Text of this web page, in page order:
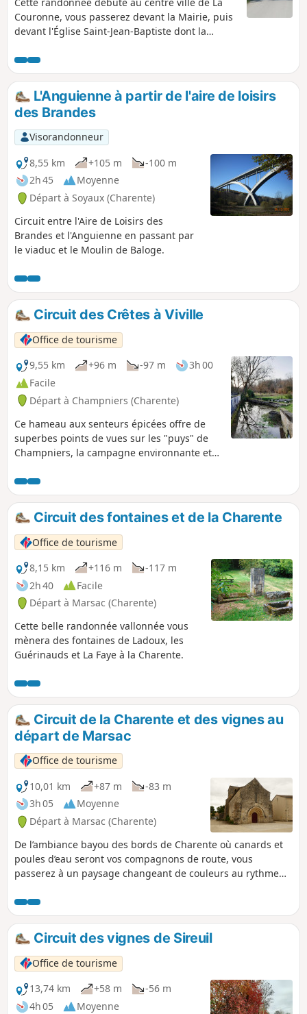
Couronne, vous passerez devant la Mairie, puis
devant l'Église Saint-Jean-Baptiste dont la
traverserez la cour puis le jardin du Château de
l'Oisellerie. Après avoir contourné le Bois de
l'Oisellerie, traversé la Forêt des Moines vous
reviendrez au centre ville en passant par les
villages du Grand Maine et Les Barrets. Le lycée
de l'Oisellerie interdit toute traversée de son
territoire pour des raisons de sécurité. Du (5)
continuer sur le GRP®
L'Anguienne à partir de l'aire de loisirs
des Brandes
Visorandonneur
8,55 km
+105 m
-100 m
2h 45
Moyenne
Départ à Soyaux (Charente)
Circuit entre l'Aire de Loisirs des
Brandes et l'Anguienne en passant par
le viaduc et le Moulin de Baloge.
Circuit des Crêtes à Viville
Office de tourisme
9,55 km
+96 m -97 m
3h 00
Facile
Départ à Champniers (Charente)
Ce hameau aux senteurs épicées offre de
superbes points de vues sur les "puys" de
Champniers, la campagne environnante et
Circuit des fontaines et de la Charente
Office de tourisme
8,15 km
+116 m
-117 m
2h 40
Facile
Départ à Marsac (Charente)
Cette belle randonnée vallonnée vous
mènera des fontaines de Ladoux, les
Guérinauds et La Faye à la Charente.
Circuit de la Charente et des vignes au
départ de Marsac
Office de tourisme
10,01 km
+87 m
-83 m
3h 05
Moyenne
Départ à Marsac (Charente)
De l’ambiance bayou des bords de Charente où canards et
poules d’eau seront vos compagnons de route, vous
passerez à un paysage changeant de couleurs au rythme
vignes se côtoient.
Circuit des vignes de Sireuil
Office de tourisme
13,74 km
+58 m
-56 m
4h 05
Moyenne